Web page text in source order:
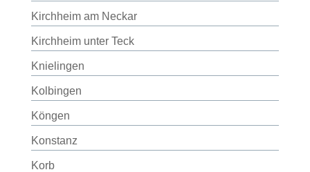
Kirchheim am Neckar
Kirchheim unter Teck
Knielingen
Kolbingen
Köngen
Konstanz
Korb